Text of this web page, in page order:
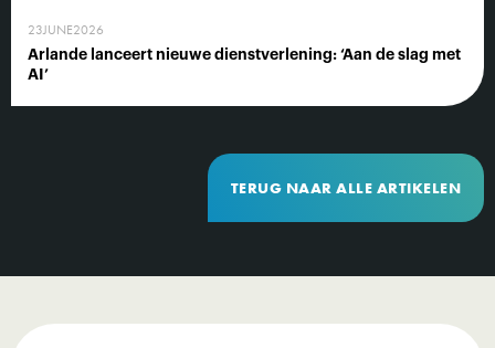
23JUNE2026
Arlande lanceert nieuwe dienstverlening: ‘Aan de slag met
AI’
TERUG NAAR ALLE ARTIKELEN